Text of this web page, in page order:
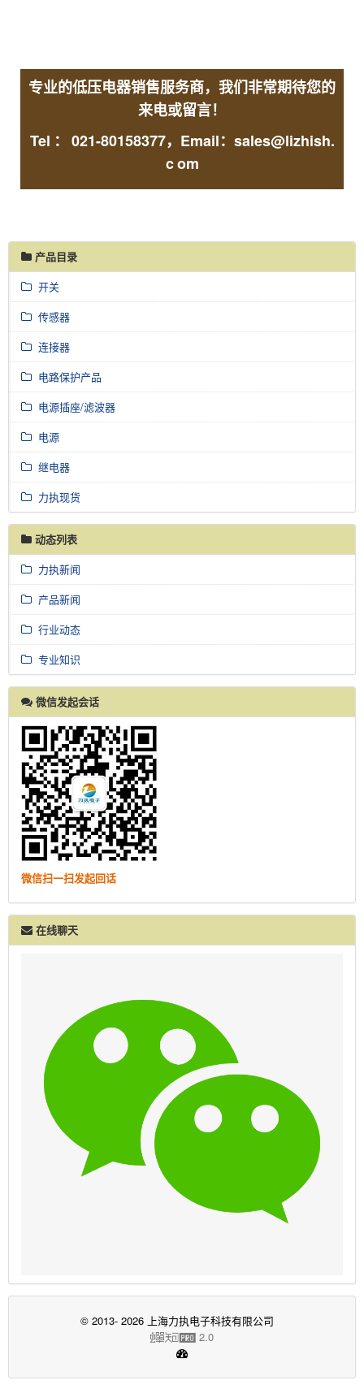
专业的低压电器销售服务商，我们非常期待您的
来电或留言！
Tel ： 021-80158377，Email：sales@lizhish.
com
产品目录
开关
传感器
连接器
电路保护产品
电源插座/滤波器
电源
继电器
力执现货
动态列表
力执新闻
产品新闻
行业动态
专业知识
微信发起会话
微信扫一扫发起回话
在线聊天
© 2013- 2026 上海力执电子科技有限公司
2.0